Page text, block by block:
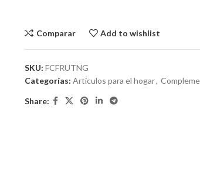
Comparar Add to wishlist
SKU: FCFRUTNG
Categorías: Artículos para el hogar,
Share: